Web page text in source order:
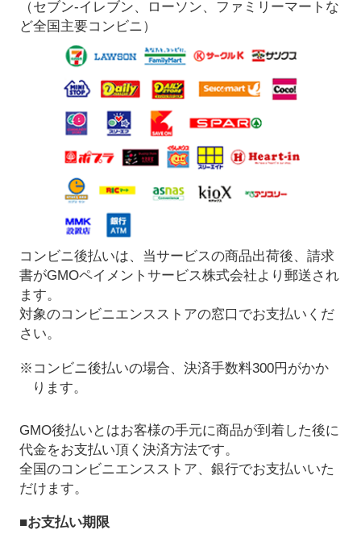
（セブン-イレブン、ローソン、ファミリーマートな
ど全国主要コンビニ）
コンビニ後払いは、当サービスの商品出荷後、請求
書がGMOペイメントサービス株式会社より郵送され
ます。
対象のコンビニエンスストアの窓口でお支払いくだ
さい。
※コンビニ後払いの場合、決済手数料300円がかか
ります。
GMO後払いとはお客様の手元に商品が到着した後に
代金をお支払い頂く決済方法です。
全国のコンビニエンスストア、銀行でお支払いいた
だけます。
■お支払い期限